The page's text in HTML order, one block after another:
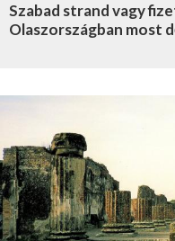
Szabad strand vagy
Olaszországban most